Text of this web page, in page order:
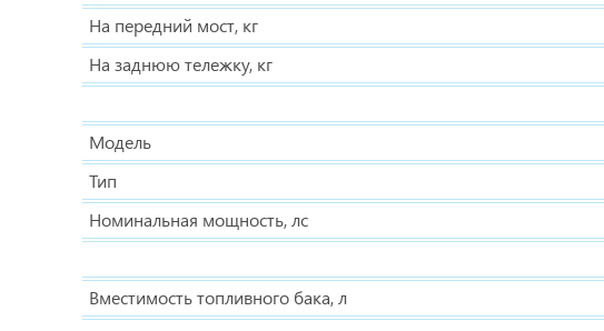
На передний мост, кг
На заднюю тележку, кг
Модель
Тип
Номинальная мощность, лс
Вместимость топливного бака, л